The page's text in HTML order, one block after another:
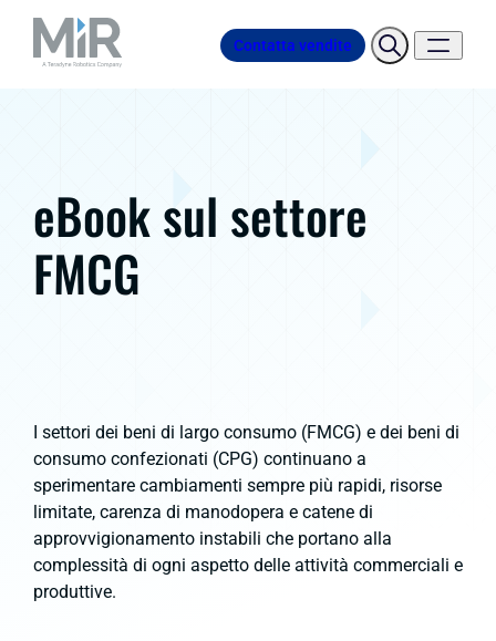
Contatta vendite
eBook sul settore
FMCG
I settori dei beni di largo consumo (FMCG) e dei beni di
consumo confezionati (CPG) continuano a
sperimentare cambiamenti sempre più rapidi, risorse
limitate, carenza di manodopera e catene di
approvvigionamento instabili che portano alla
complessità di ogni aspetto delle attività commerciali e
produttive.